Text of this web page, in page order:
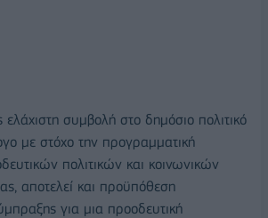
συμβολή στο δημόσιο πολιτικό
με στόχο την προγραμματική
πολιτικών και κοινωνικών
αποτελεί και προϋπόθεση
για μια προοδευτική